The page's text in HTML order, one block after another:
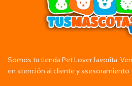
Somos tu tienda Pet Lover favorita.
en atención al cliente y asesoramiento